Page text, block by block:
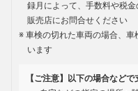
録月によって、手数料や税
販売店にお問合せください
車検の切れた車両の場合、
います
【ご注意】以下の場合など